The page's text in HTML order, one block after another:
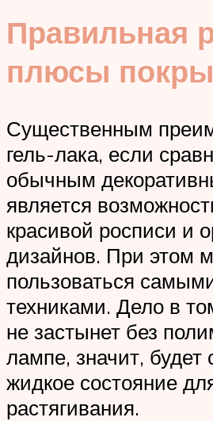
Правильная
плюсы
Существенным
гель-лака, если
обычным
является
красивой росписи и
дизайнов. При этом
пользоваться
техниками. Дело в
не застынет без
лампе, значит, будет
жидкое состояние
растягивания.